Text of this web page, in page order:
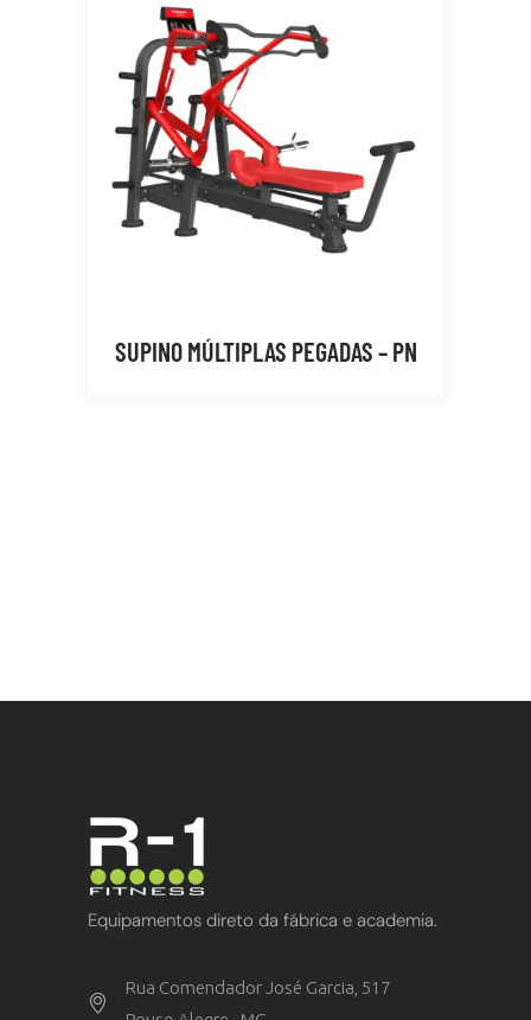
SUPINO MÚLTIPLAS PEGADAS – PN
Equipamentos direto da fábrica e academia.
Rua Comendador José Garcia, 517